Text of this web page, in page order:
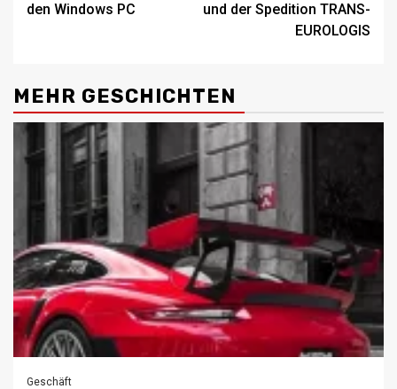
den Windows PC
und der Spedition TRANS-
EUROLOGIS
MEHR GESCHICHTEN
Geschäft